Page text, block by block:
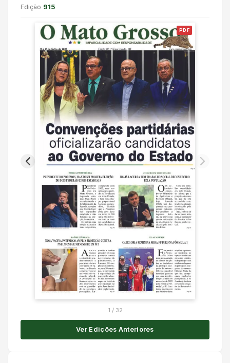
Edição 915
PDF
1 / 32
Ver Edições Anteriores